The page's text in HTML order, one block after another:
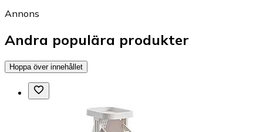
Annons
Andra populära produkter
Hoppa över innehållet